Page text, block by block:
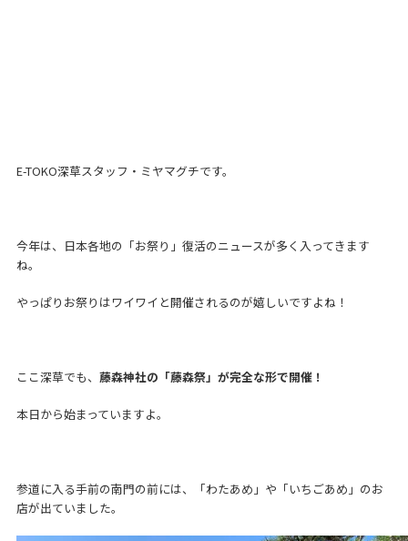
E-TOKO深草スタッフ・ミヤマグチです。
今年は、日本各地の「お祭り」復活のニュースが多く入ってきます
ね。
やっぱりお祭りはワイワイと開催されるのが嬉しいですよね！
ここ深草でも、 藤森神社の「藤森祭」が完全な形で開催！
本日から始まっていますよ。
参道に入る手前の南門の前には、「わたあめ」や「いちごあめ」のお
店が出ていました。